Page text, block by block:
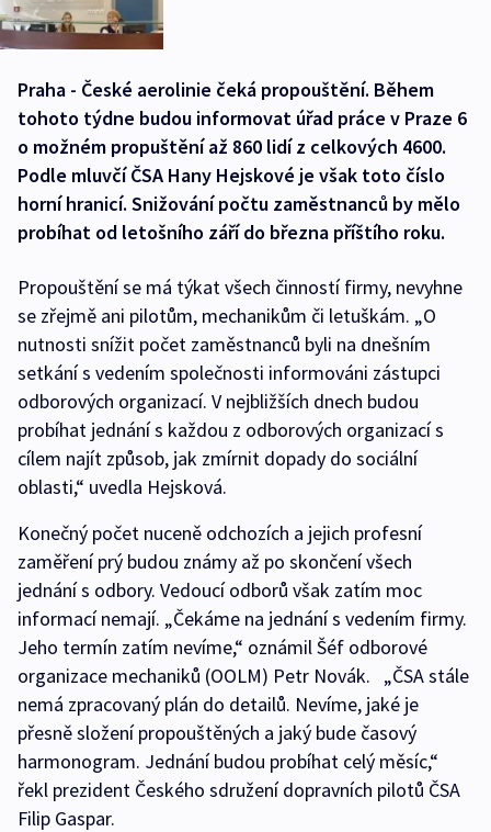
Praha - České aerolinie čeká propouštění. Během
tohoto týdne budou informovat úřad práce v Praze 6
o možném propuštění až 860 lidí z celkových 4600.
Podle mluvčí ČSA Hany Hejskové je však toto číslo
horní hranicí. Snižování počtu zaměstnanců by mělo
probíhat od letošního září do března příštího roku.
Propouštění se má týkat všech činností firmy, nevyhne
se zřejmě ani pilotům, mechanikům či letuškám. „O
nutnosti snížit počet zaměstnanců byli na dnešním
setkání s vedením společnosti informováni zástupci
odborových organizací. V nejbližších dnech budou
probíhat jednání s každou z odborových organizací s
cílem najít způsob, jak zmírnit dopady do sociální
oblasti,“ uvedla Hejsková.
Konečný počet nuceně odchozích a jejich profesní
zaměření prý budou známy až po skončení všech
jednání s odbory. Vedoucí odborů však zatím moc
informací nemají. „Čekáme na jednání s vedením firmy.
Jeho termín zatím nevíme,“ oznámil Šéf odborové
organizace mechaniků (OOLM) Petr Novák. „ČSA stále
nemá zpracovaný plán do detailů. Nevíme, jaké je
přesně složení propouštěných a jaký bude časový
harmonogram. Jednání budou probíhat celý měsíc,“
řekl prezident Českého sdružení dopravních pilotů ČSA
Filip Gaspar.